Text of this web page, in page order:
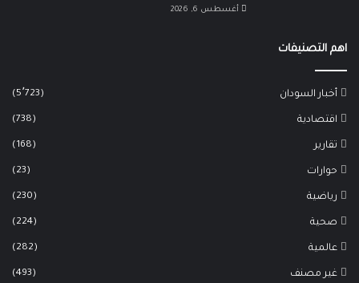
أغسطس 6, 2026
اهم التصنيفات
أخبار السودان (5٬723)
اقتصادية (738)
تقارير (168)
حوارات (23)
رياضية (230)
صحية (224)
عالمية (282)
غير مصنف (493)